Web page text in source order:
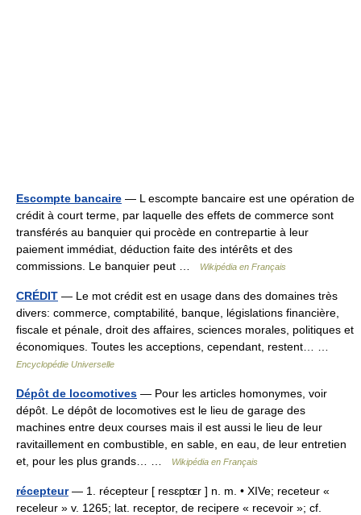
Escompte bancaire — L escompte bancaire est une opération de
crédit à court terme, par laquelle des effets de commerce sont
transférés au banquier qui procède en contrepartie à leur
paiement immédiat, déduction faite des intérêts et des
commissions. Le banquier peut …
Wikipédia en Français
CRÉDIT — Le mot crédit est en usage dans des domaines très
divers: commerce, comptabilité, banque, législations financière,
fiscale et pénale, droit des affaires, sciences morales, politiques et
économiques. Toutes les acceptions, cependant, restent… …
Encyclopédie Universelle
Dépôt de locomotives — Pour les articles homonymes, voir
dépôt. Le dépôt de locomotives est le lieu de garage des
machines entre deux courses mais il est aussi le lieu de leur
ravitaillement en combustible, en sable, en eau, de leur entretien
et, pour les plus grands… …
Wikipédia en Français
récepteur— 1. récepteur [ resɛptɶr ] n. m. • XIVe; receteur «
receleur » v. 1265; lat. receptor, de recipere « recevoir »; cf.